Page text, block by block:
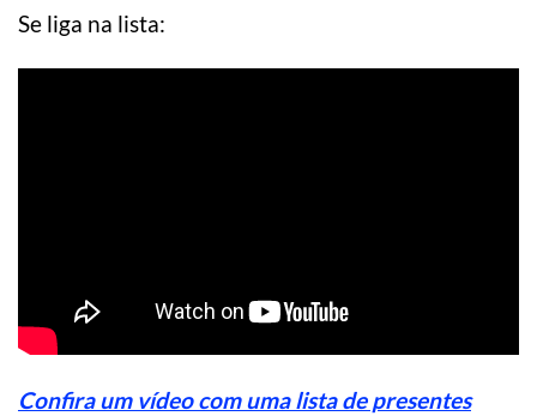
Se liga na lista:
Confira um vídeo com uma lista de presentes